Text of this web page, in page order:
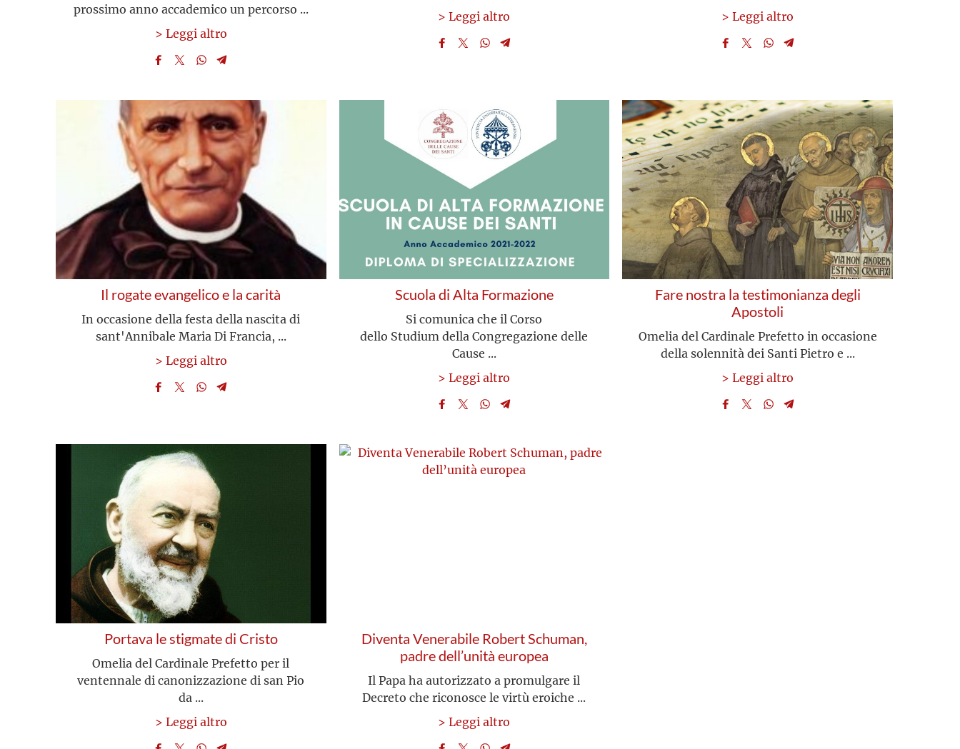
prossimo anno accademico un percorso ...
> Leggi altro
> Leggi altro
> Leggi altro
Il rogate evangelico e la carità
In occasione della festa della nascita di
sant'Annibale Maria Di Francia, ...
> Leggi altro
Scuola di Alta Formazione
Si comunica che il Corso
dello Studium della Congregazione delle
Cause ...
> Leggi altro
Fare nostra la testimonianza degli
Apostoli
Omelia del Cardinale Prefetto in occasione
della solennità dei Santi Pietro e ...
> Leggi altro
Portava le stigmate di Cristo
Omelia del Cardinale Prefetto per il
ventennale di canonizzazione di san Pio
da ...
> Leggi altro
Diventa Venerabile Robert Schuman,
padre dell’unità europea
Il Papa ha autorizzato a promulgare il
Decreto che riconosce le virtù eroiche ...
> Leggi altro